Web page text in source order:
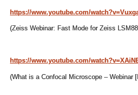
https://www.youtube.com/
(Zeiss Webinar: Fast Mode for Zeiss
https://www.youtube.com/
(What is a Confocal Microscope – Webinar